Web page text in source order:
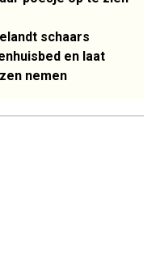
schaars
en laat
nemen